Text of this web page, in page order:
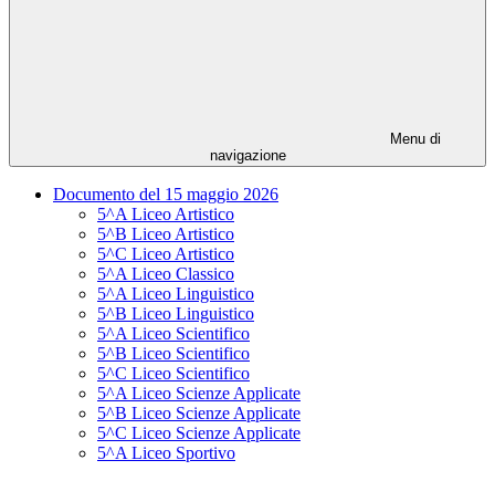
Menu di
navigazione
Documento del 15 maggio 2026
5^A Liceo Artistico
5^B Liceo Artistico
5^C Liceo Artistico
5^A Liceo Classico
5^A Liceo Linguistico
5^B Liceo Linguistico
5^A Liceo Scientifico
5^B Liceo Scientifico
5^C Liceo Scientifico
5^A Liceo Scienze Applicate
5^B Liceo Scienze Applicate
5^C Liceo Scienze Applicate
5^A Liceo Sportivo